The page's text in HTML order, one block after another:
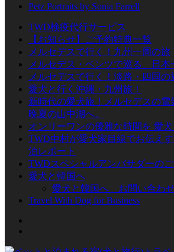
Petz Portraits by Sonia Farrell
TWD検疫代行サービス
【お知らせ】ご予約特典一覧
メルセデスで行く！九州一周の旅
メルセデス・ベンツで巡る、日
メルセデスで行く！淡路・四国の
愛犬と行く沖縄・九州旅！
新時代の愛犬旅！メルセデスの電
晩夏の山中湖へ。
オンリーワンの優雅な時間を 愛
TWD中村が愛犬家目線でお伝え
泊レポート
TWDスペシャルアンバサダーの
愛犬と韓国へ
愛犬と韓国へ お問い合わ
Travel With Dog for Business